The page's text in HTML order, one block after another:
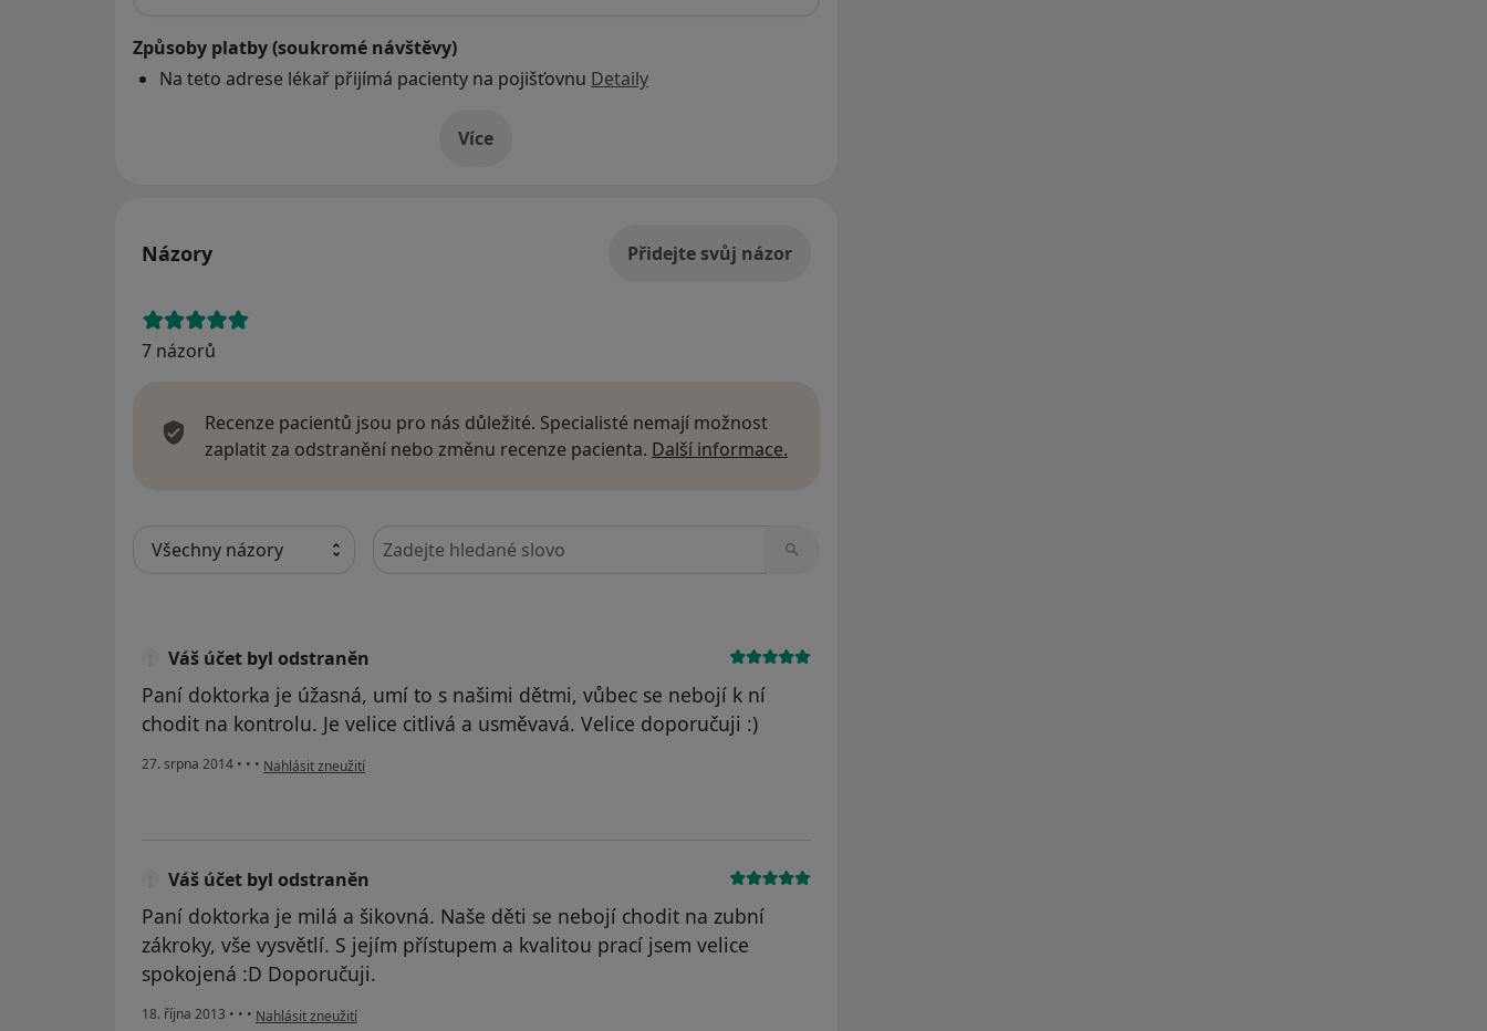
Způsoby platby (soukromé návštěvy)
Na teto adrese lékař přijímá pacienty na pojišťovnu Detaily
Víceo adrese
Názory Přidejte svůj názor
7 názorů
Recenze pacientů jsou pro nás důležité. Specialisté nemají možnost
zaplatit za odstranění nebo změnu recenze pacienta. Další informace.
Hledejte v názorech
Váš účet byl odstraněn
Paní doktorka je úžasná, umí to s našimi dětmi, vůbec se nebojí k ní
chodit na kontrolu. Je velice citlivá a usměvavá. Velice doporučuji :)
27. srpna 2014 • • • podle názoru uživatele Váš účet byl odstraněn
Nahlásit zneužití
Váš účet byl odstraněn
Paní doktorka je milá a šikovná. Naše děti se nebojí chodit na zubní
zákroky, vše vysvětlí. S jejím přístupem a kvalitou prací jsem velice
spokojená :D Doporučuji.
18. října 2013 • • • podle názoru uživatele Váš účet byl odstraněn
Nahlásit zneužití